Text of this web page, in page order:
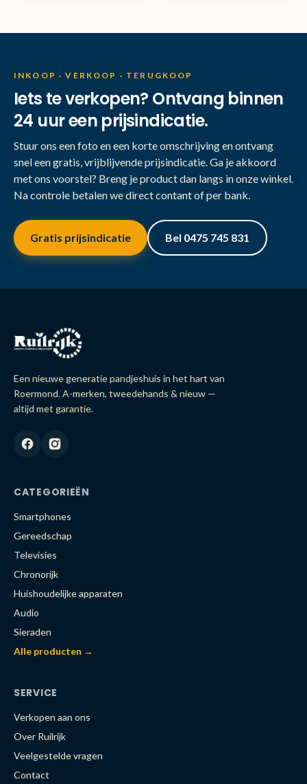
INKOOP · VERKOOP · TERUGKOOP
Iets te verkopen? Ontvang binnen
24 uur een prijsindicatie.
Stuur ons een foto en een korte omschrijving en ontvang
snel een gratis, vrijblijvende prijsindicatie. Ga je akkoord
met ons voorstel? Breng je product dan langs in onze winkel.
Na controle betalen we direct contant of per bank.
Gratis prijsindicatie Bel 0475 745 831
Een nieuwe generatie pandjeshuis in het hart van
Roermond. A-merken, tweedehands & nieuw —
altijd met garantie.
CATEGORIEËN
Smartphones
Gereedschap
Televisies
Chronorijk
Huishoudelijke apparaten
Audio
Sieraden
Alle producten →
SERVICE
Verkopen aan ons
Over Ruilrijk
Veelgestelde vragen
Contact